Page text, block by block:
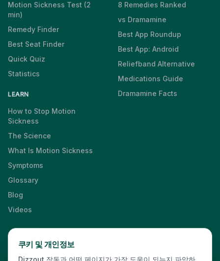
Motion Sickness Test (2
min)
Remedy Finder
Best Seat Finder
Quick Quiz
Statistics
LEARN
How to Stop Motion
Sickness
The Science
What Is Motion Sickness
Symptoms
Glossary
Blog
Videos
8 Remedies Ranked
vs Dramamine
Best App Roundup
Best App: Android
Reliefband Alternative
Medications Guide
Dramamine Facts
Press & Media Kit Contact Privacy·Partners·For Business
쿠키 및 개인정보
Dizzout 작동과 어떤 페이지가 가장 도움이 되는지 파악하